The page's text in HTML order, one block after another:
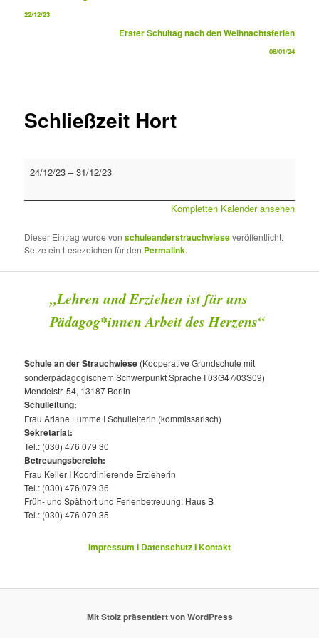
22/12/23
Erster Schultag nach den Weihnachtsferien
08/01/24
Schließzeit Hort
Hort
24/12/23 –31/12/23
Kompletten Kalender ansehen
Dieser Eintrag wurde vonschuleanderstrauchwieseveröffentlicht.
Setze ein Lesezeichen für den Permalink.
„Lehren und Erziehen ist für uns
Pädagog*innen Arbeit des Herzens“
Schule an der Strauchwiese (Kooperative Grundschule mit
sonderpädagogischem Schwerpunkt Sprache I 03G47/03S09)
Mendelstr. 54, 13187 Berlin
Schulleitung:
Frau Ariane Lumme I Schulleiterin (kommissarisch)
Sekretariat:
Tel.: (030) 476 079 30
Betreuungsbereich:
Frau Keller I Koordinierende Erzieherin
Tel.: (030) 476 079 36
Früh- und Späthort und Ferienbetreuung: Haus B
Tel.: (030) 476 079 35
Impressum I Datenschutz I Kontakt
Mit Stolz präsentiert von WordPress